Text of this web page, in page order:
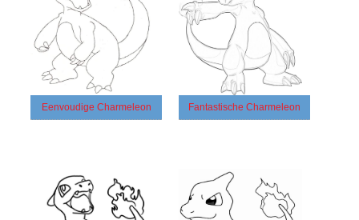
Eenvoudige Charmeleon Fantastische Charmeleon